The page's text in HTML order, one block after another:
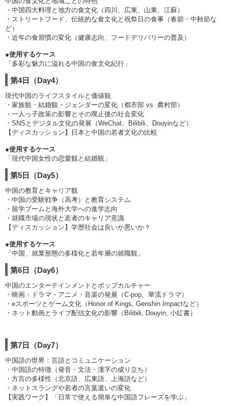
・中国四大料理と地方の食文化（四川、広東、山東、江蘇）
・ストリートフード、伝統的な食文化と祝祭日の食事（春節・中秋節な
ど）
・近年の食習慣の変化（健康志向、フードデリバリーの普及）
●使用するケース
「多彩な魅力に溢れる中国の食文化紀行」
第4日（Day4）
現代中国のライフスタイルと価値観
・家族観・結婚観・ジェンダーの変化（都市部 vs. 農村部）
・一人っ子政策の影響とその廃止後の社会変化
・SNSとデジタル文化の発展（WeChat、Bilibili、Douyinなど）
【ディスカッション】日本と中国の若者文化の比較
●使用するケース
「現代中国女性の恋愛観と結婚観」
第5日（Day5）
中国の教育とキャリア観
・中国の受験戦争（高考）と教育システム
・留学ブームと海外大学への進学志向
・就職市場の現状と若者のキャリア意識
【ディスカッション】学歴社会は良いか悪いか？
●使用するケース
「中国、就業形態の多様化と若年層の就職観」
第6日（Day6）
中国のエンターテインメントとポップカルチャー
・映画・ドラマ・アニメ・音楽の発展（C-pop、華流ドラマ）
・eスポーツとゲーム文化（Honor of Kings, Genshin Impactなど）
・ネット動画とライブ配信文化の影響（Bilibili, Douyin, 小紅書）
第7日（Day7）
中国語の世界：言語とコミュニケーション
・中国語の特徴（発音・文法・漢字の成り立ち）
・方言の多様性（北京語、広東語、上海語など）
・ネットスラングや若者の言葉遣いの変化
【実践ワーク】「日常で使える簡単な中国語フレーズを学ぶ」